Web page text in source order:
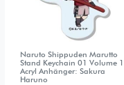
Naruto Shippuden Marutto
Stand Keychain 01 Volume 1
Acryl Anhänger: Sakura
Haruno